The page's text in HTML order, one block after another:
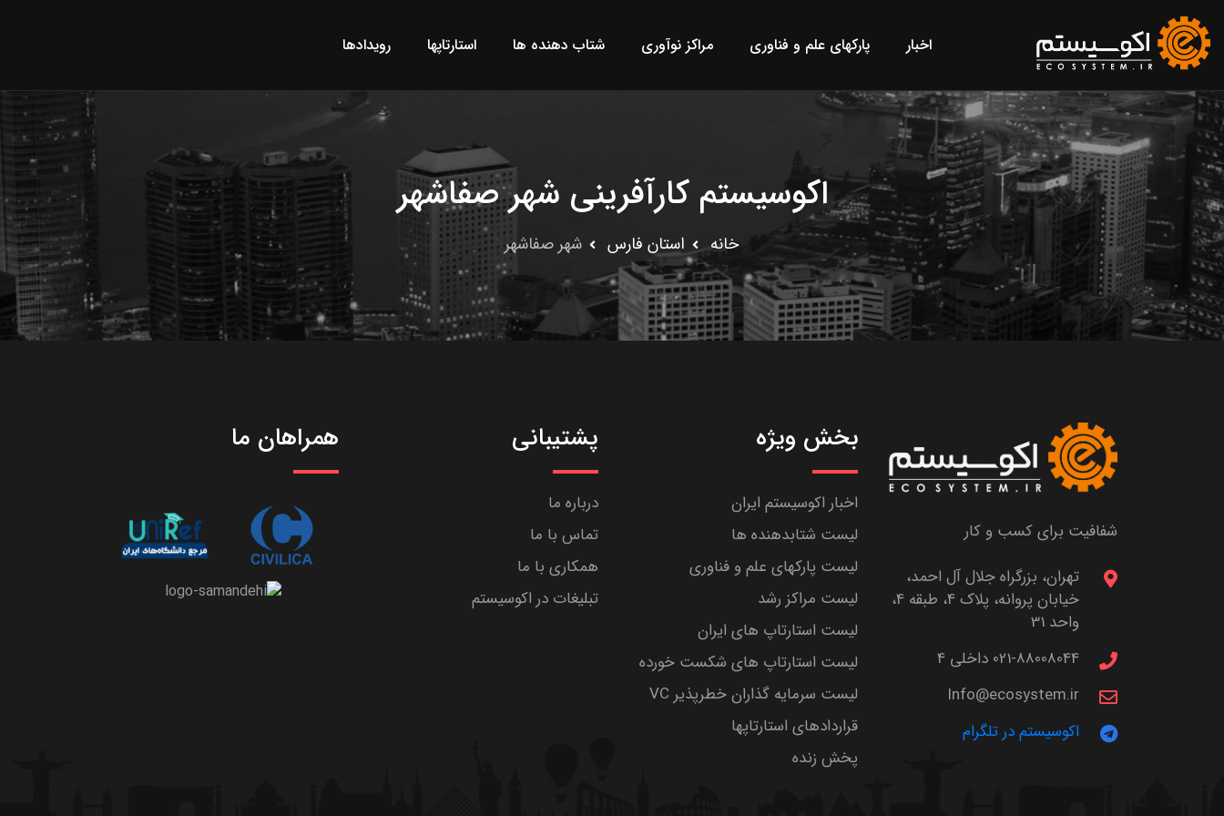
اخبار پارکهای علم و فناوری مراکز نوآوری شتاب دهنده ها استارتاپها رویدادها
اکوسیستم کارآفرینی شهر صفاشهر
خانه استان فارس شهر صفاشهر
شفافیت برای کسب و کار
تهران، بزرگراه جلال آل احمد،
خیابان پروانه، پلاک 4، طبقه 4،
واحد 31
021-88008044 داخلی 4
Info@ecosystem.ir
اکوسیستم در تلگرام
بخش ویژه
اخبار اکوسیستم ایران
لیست شتابدهنده ها
لیست پارکهای علم و فناوری
لیست مراکز رشد
لیست استارتاپ های ایران
لیست استارتاپ های شکست خورده
لیست سرمایه گذاران خطرپذیر VC
قراردادهای استارتاپها
پخش زنده
پشتیبانی
درباره ما
تماس با ما
همکاری با ما
تبلیغات در اکوسیستم
همراهان ما